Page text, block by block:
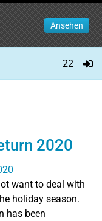
Ansehen
22
2020
want to deal with
holiday season.
has been